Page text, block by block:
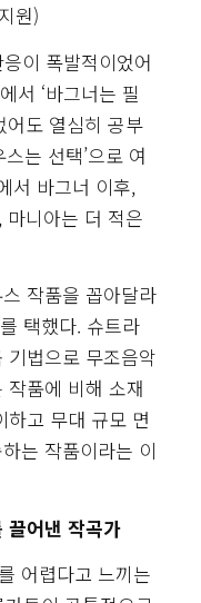
원)
이 폭발적이었어
서 ‘바그너는 필
어도 열심히 공부
는 선택’으로 여
서 바그너 이후,
니아는 더 적은
작품을 꼽아달라
택했다. 슈트라
법으로 무조음악
작품에 비해 소재
하고 무대 규모 면
는 작품이라는 이
끌어낸 작곡가
어렵다고 느끼는